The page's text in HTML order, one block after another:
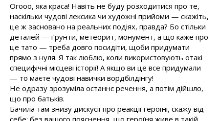
Огооо, яка краса! Навіть не буду розходитися про те,
наскільки чудові лексика чи художні прийоми — скажіть,
це ж засновано на реальних подіях, правда? Бо стільки
деталей — ґрунти, метеорит, монумент, а що каже про
це тато — треба довго посидіти, щоби придумати
прямо з нуля. Я так люблю, коли використовують отакі
специфічні місцеві історії! А якщо ви це все придумали
— то маєте чудові навички вордбілдінгу!
Не одразу зрозуміла останнє речення, а потім дійшло,
що про батьків.
Бачила там знизу дискусії про реакції героїні, скажу від
себе: без вашого пояснення, що героїня живе в такій